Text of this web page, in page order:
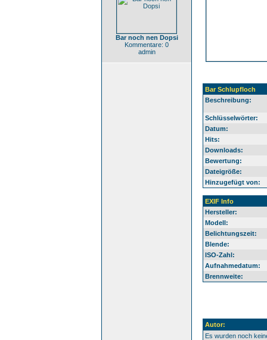
Bar noch nen Dopsi
Kommentare: 0
admin
Bar Schlupfloch
Beschreibung:
Schlüsselwörter:
Datum:
Hits:
Downloads:
Bewertung:
Dateigröße:
Hinzugefügt von:
EXIF Info
Hersteller:
Modell:
Belichtungszeit:
Blende:
ISO-Zahl:
Aufnahmedatum:
Brennweite:
Autor:
Es wurden noch